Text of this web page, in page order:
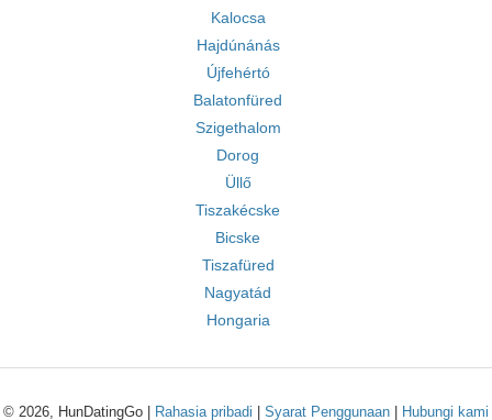
Kalocsa
Hajdúnánás
Újfehértó
Balatonfüred
Szigethalom
Dorog
Üllő
Tiszakécske
Bicske
Tiszafüred
Nagyatád
Hongaria
© 2026, HunDatingGo | Rahasia pribadi Syarat Penggunaan Hubungi kami